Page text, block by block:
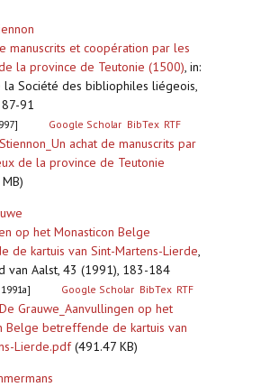
manuscrits et coopération par les
la province de Teutonie (1500), in:
la Société des bibliophiles liégeois,
91
Google Scholar BibTex RTF
Stiennon_Un achat de manuscrits par
de la province de Teutonie
op het Monasticon Belge
de kartuis van Sint-Martens-Lierde,
van Aalst, 43 (1991), 183-184
Google Scholar BibTex RTF
De Grauwe_Aanvullingen op het
Belge betreffende de kartuis van
Lierde.pdf(491.47 KB)